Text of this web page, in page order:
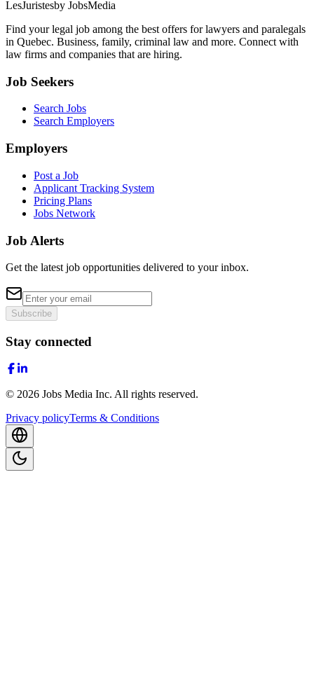
LesJuristesby JobsMedia
Find your legal job among the best offers for lawyers and paralegals
in Quebec. Business, family, criminal law and more. Connect with
law firms and companies that are hiring.
Job Seekers
Search Jobs
Search Employers
Employers
Post a Job
Applicant Tracking System
Pricing Plans
Jobs Network
Job Alerts
Get the latest job opportunities delivered to your inbox.
Subscribe
Stay connected
© 2026 Jobs Media Inc. All rights reserved.
Privacy policyTerms & Conditions